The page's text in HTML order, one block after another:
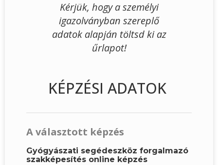
Kérjük, hogy a személyi
igazolványban szereplő
adatok alapján töltsd ki az
űrlapot!
KÉPZÉSI ADATOK
A választott képzés
Gyógyászati segédeszköz forgalmazó
szakképesítés online képzés